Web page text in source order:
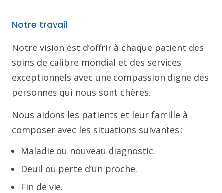
Notre travail
Notre vision est d’offrir à chaque patient des
soins de calibre mondial et des services
exceptionnels avec une compassion digne des
personnes qui nous sont chères.
Nous aidons les patients et leur famille à
composer avec les situations suivantes :
Maladie ou nouveau diagnostic.
Deuil ou perte d’un proche.
Fin de vie.